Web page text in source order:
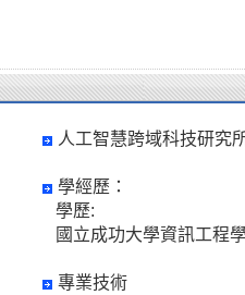
人工智慧跨域科技研究
學經歷：
學歷:
國立成功大學資訊工程
專業技術